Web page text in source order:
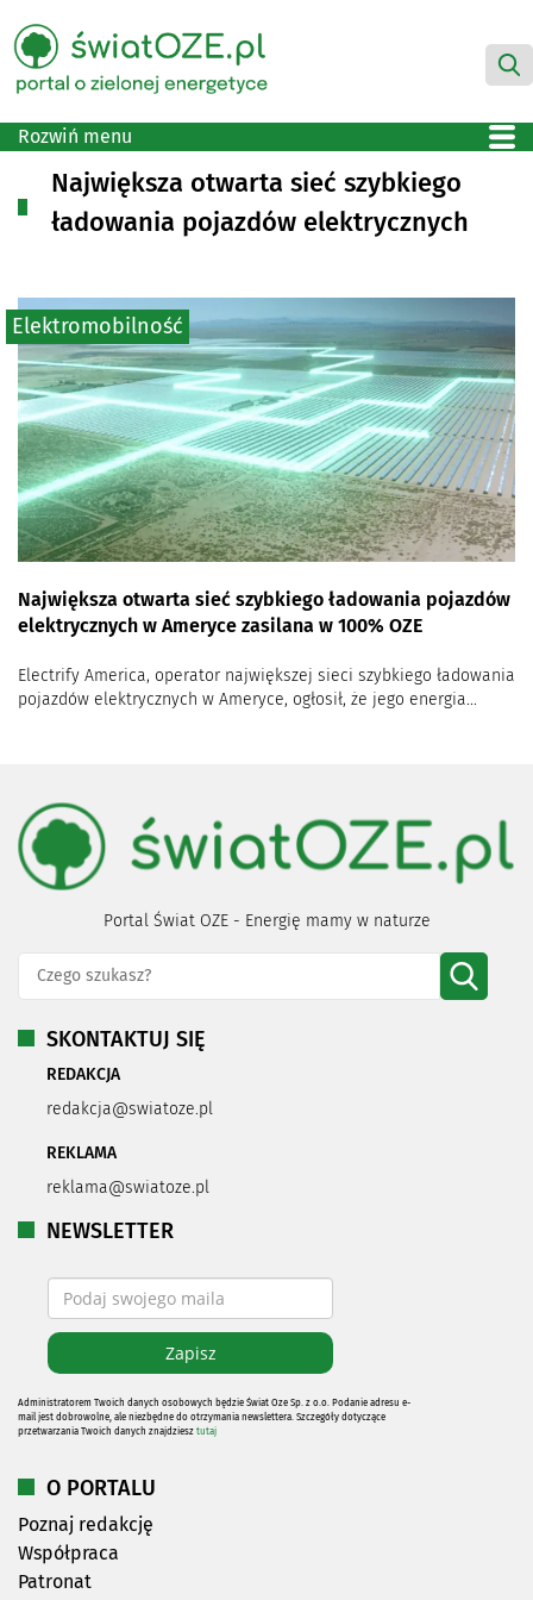
Rozwiń menu
Największa otwarta sieć szybkiego
ładowania pojazdów elektrycznych
Największa otwarta sieć szybkiego ładowania pojazdów
elektrycznych w Ameryce zasilana w 100% OZE
Electrify America, operator największej sieci szybkiego ładowania
pojazdów elektrycznych w Ameryce, ogłosił, że jego energia...
Elektromobilność
Portal Świat OZE - Energię mamy w naturze
SKONTAKTUJ SIĘ
REDAKCJA
redakcja@swiatoze.pl
REKLAMA
reklama@swiatoze.pl
NEWSLETTER
Administratorem Twoich danych osobowych będzie Świat Oze Sp. z o.o. Podanie adresu e-
mail jest dobrowolne, ale niezbędne do otrzymania newslettera. Szczegóły dotyczące
przetwarzania Twoich danych znajdziesz tutaj
O PORTALU
Poznaj redakcję
Współpraca
Patronat